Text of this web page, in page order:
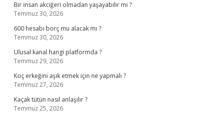
Bir insan akciğeri olmadan yaşayabilir mi ?
Temmuz 30, 2026
600 hesabı borç mu alacak mı ?
Temmuz 30, 2026
Ulusal kanal hangi platformda ?
Temmuz 29, 2026
Koç erkeğini aşık etmek için ne yapmalı ?
Temmuz 27, 2026
Kaçak tütün nasıl anlaşılır ?
Temmuz 25, 2026